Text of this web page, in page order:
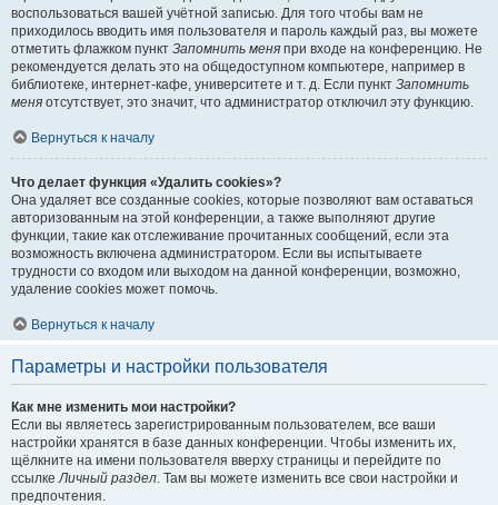
воспользоваться вашей учётной записью. Для того чтобы вам не
приходилось вводить имя пользователя и пароль каждый раз, вы можете
отметить флажком пункт Запомнить меня при входе на конференцию. Не
рекомендуется делать это на общедоступном компьютере, например в
библиотеке, интернет-кафе, университете и т. д. Если пункт Запомнить
меня отсутствует, это значит, что администратор отключил эту функцию.
Вернуться к началу
Что делает функция «Удалить cookies»?
Она удаляет все созданные cookies, которые позволяют вам оставаться
авторизованным на этой конференции, а также выполняют другие
функции, такие как отслеживание прочитанных сообщений, если эта
возможность включена администратором. Если вы испытываете
трудности со входом или выходом на данной конференции, возможно,
удаление cookies может помочь.
Вернуться к началу
Параметры и настройки пользователя
Как мне изменить мои настройки?
Если вы являетесь зарегистрированным пользователем, все ваши
настройки хранятся в базе данных конференции. Чтобы изменить их,
щёлкните на имени пользователя вверху страницы и перейдите по
ссылкеЛичный раздел. Там вы можете изменить все свои настройки и
предпочтения.